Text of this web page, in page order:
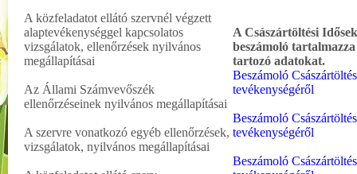
A közfeladatot ellátó szervnél végzett
alaptevékenységgel kapcsolatos
vizsgálatok, ellenőrzések nyilvános
megállapításai
Az Állami Számvevőszék
ellenőrzéseinek nyilvános megállapításai
A szervre vonatkozó egyéb ellenőrzések,
vizsgálatok, nyilvános megállapításai
A Császártöltési
beszámoló
tartozó adatokat.
Beszámoló
tevékenységéről
Beszámoló
tevékenységéről
Beszámoló